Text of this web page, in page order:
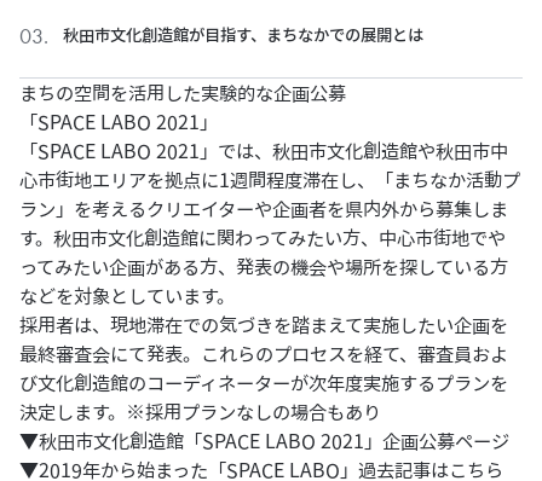
秋田市文化創造館が目指す、まちなかでの展開とは
まちの空間を活用した実験的な企画公募
「SPACE LABO 2021」
「SPACE LABO 2021」では、秋田市文化創造館や秋田市中
心市街地エリアを拠点に1週間程度滞在し、「まちなか活動プ
ラン」を考えるクリエイターや企画者を県内外から募集しま
す。秋田市文化創造館に関わってみたい方、中心市街地でや
ってみたい企画がある方、発表の機会や場所を探している方
などを対象としています。
採用者は、現地滞在での気づきを踏まえて実施したい企画を
最終審査会にて発表。これらのプロセスを経て、審査員およ
び文化創造館のコーディネーターが次年度実施するプランを
決定します。※採用プランなしの場合もあり
▼秋田市文化創造館「SPACE LABO 2021」企画公募ページ
▼2019年から始まった「SPACE LABO」過去記事はこちら